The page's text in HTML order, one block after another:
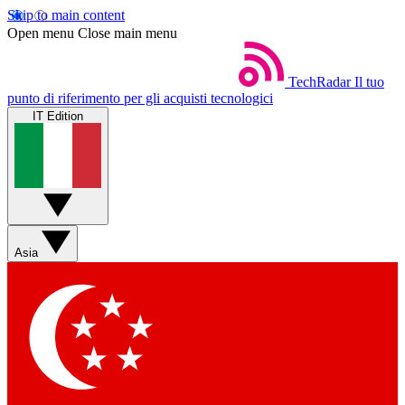
Skip to main content
Open menu Close main menu
TechRadar Il tuo
punto di riferimento per gli acquisti tecnologici
IT Edition
Asia